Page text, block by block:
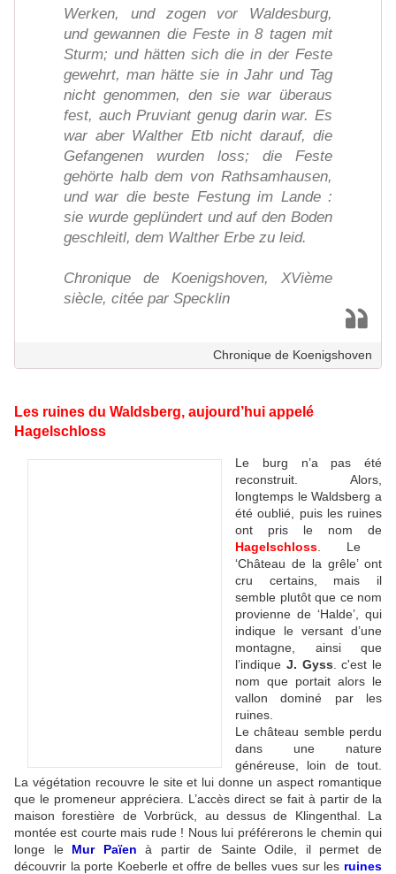
Werken, und zogen vor Waldesburg,
und gewannen die Feste in 8 tagen mit
Sturm; und hätten sich die in der Feste
gewehrt, man hätte sie in Jahr und Tag
nicht genommen, den sie war überaus
fest, auch Pruviant genug darin war. Es
war aber Walther Etb nicht darauf, die
Gefangenen wurden loss; die Feste
gehörte halb dem von Rathsamhausen,
und war die beste Festung im Lande :
sie wurde geplündert und auf den Boden
geschleitl, dem Walther Erbe zu leid.
Chronique de Koenigshoven, XVième
siècle, citée par Specklin
Chronique de Koenigshoven
Les ruines du Waldsberg, aujourd’hui appelé
Hagelschloss
Le burg n’a pas été
reconstruit. Alors,
longtemps le Waldsberg a
été oublié, puis les ruines
ont pris le nom de
Hagelschloss . Le
‘Château de la grêle’ ont
cru certains, mais il
semble plutôt que ce nom
provienne de ‘Halde’, qui
indique le versant d’une
montagne, ainsi que
l’indique J. Gyss . c'est le
nom que portait alors le
vallon dominé par les
ruines.
Le château semble perdu
dans une nature
généreuse, loin de tout.
La végétation recouvre le site et lui donne un aspect romantique
que le promeneur appréciera. L’accès direct se fait à partir de la
maison forestière de Vorbrück, au dessus de Klingenthal. La
montée est courte mais rude ! Nous lui préférerons le chemin qui
longe le Mur Païen à partir de Sainte Odile, il permet de
découvrir la porte Koeberle et offre de belles vues sur les ruines